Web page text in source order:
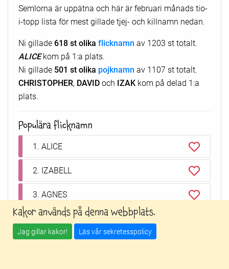
Kakor används på denna webbplats.
Jag gillar kakor! Läs vår sekretesspolicy
Semlorna är uppätna och här är februari månads tio-
i-topp lista för mest gillade tjej- och killnamn nedan.
Ni gillade 618 st olika flicknamn av 1203 st totalt.
ALICEkom på 1:a plats.
Ni gillade 501 st olika pojknamn av 1107 st totalt.
CHRISTOPHER, DAVIDoch IZAK kom på delad 1:a
plats.
Populära flicknamn
1. ALICE
2. IZABELL
3. AGNES
4. WENDELA
5. YASMIN